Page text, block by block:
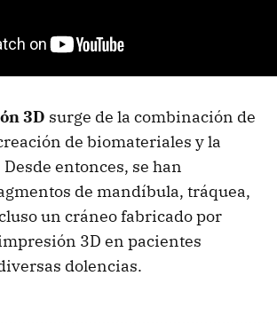
3D surge de la combinación de
de biomateriales y la
entonces, se han
de mandíbula, tráquea,
un cráneo fabricado por
3D en pacientes
dolencias.